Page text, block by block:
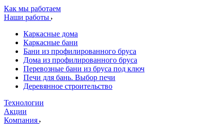
Как мы работаем
Наши работы
Каркасные дома
Каркасные бани
Бани из профилированного бруса
Дома из профилированного бруса
Перевозные бани из бруса под ключ
Печи для бань. Выбор печи
Деревянное строительство
Технологии
Акции
Компания